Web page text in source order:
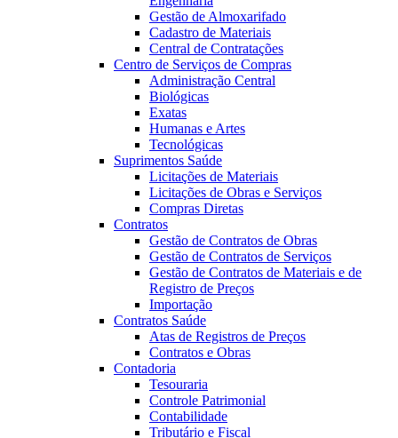
Gestão de Almoxarifado
Cadastro de Materiais
Central de Contratações
Centro de Serviços de Compras
Administração Central
Biológicas
Exatas
Humanas e Artes
Tecnológicas
Suprimentos Saúde
Licitações de Materiais
Licitações de Obras e Serviços
Compras Diretas
Contratos
Gestão de Contratos de Obras
Gestão de Contratos de Serviços
Gestão de Contratos de Materiais e de
Registro de Preços
Importação
Contratos Saúde
Atas de Registros de Preços
Contratos e Obras
Contadoria
Tesouraria
Controle Patrimonial
Contabilidade
Tributário e Fiscal